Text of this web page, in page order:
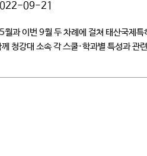
09-21
과 이번 9월 두 차례에 걸쳐 태산국제
청강대 소속 각 스쿨·학과별 특성과 관